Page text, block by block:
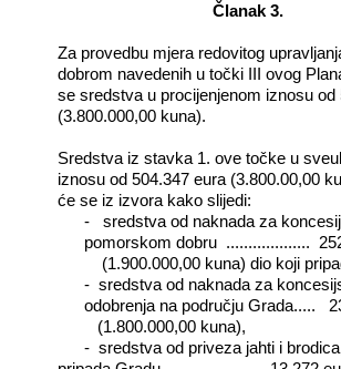
Članak 3.
Za provedbu mjera redovitog
dobrom navedenih u točki III ovog
se sredstva u procijenjenom iznosu od
(3.800.000,00 kuna).
Sredstva iz stavka 1. ove točke u
iznosu od 504.347 eura (3.800.00,00
će se iz izvora kako slijedi:
-
sredstva od naknada za
pomorskom dobru ...................
(1.900.000,00 kuna) dio koji
- sredstva od naknada za
odobrenja na području Grada.....
(1.800.000,00 kuna),
- sredstva od priveza jahti i